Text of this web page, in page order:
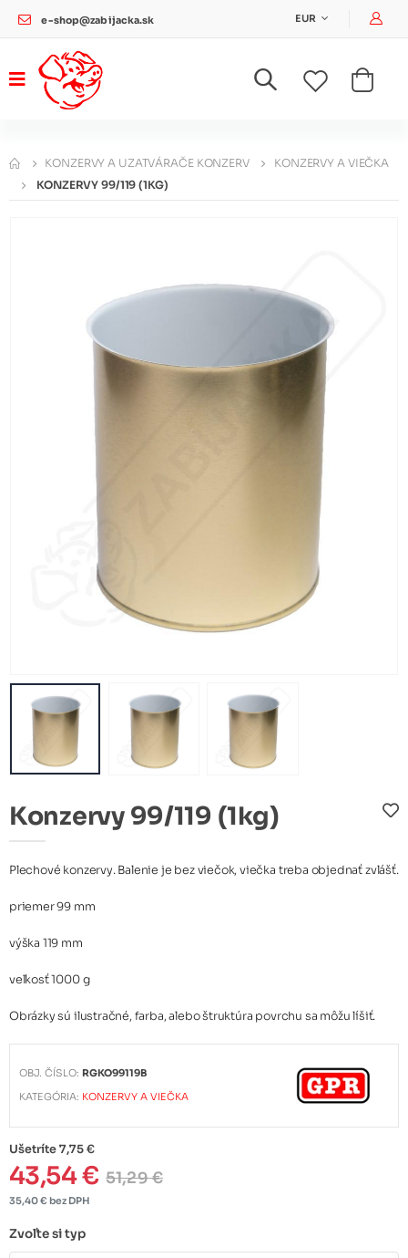
e-shop@zabijacka.sk EUR
KONZERVY A UZATVÁRAČE KONZERV
KONZERVY A VIEČKA
KONZERVY 99/119 (1KG)
Konzervy 99/119 (1kg)
Plechové konzervy. Balenie je bez viečok, viečka treba objednať zvlášť.
priemer 99 mm
výška 119 mm
veľkosť 1000 g
Obrázky sú ilustračné, farba, alebo štruktúra povrchu sa môžu líšiť.
OBJ. ČÍSLO: RGKO99119B
KATEGÓRIA: KONZERVY A VIEČKA
Ušetríte 7,75 €
43,54 € 51,29 €
35,40 € bez DPH
Zvoľte si typ